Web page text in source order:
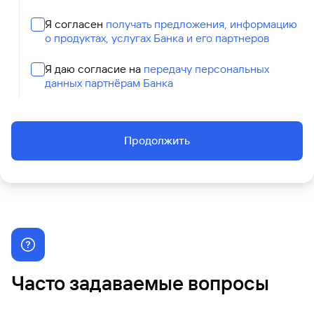
Я согласен получать предложения, информацию
о продуктах, услугах Банка и его партнеров
Я даю согласие на передачу персональных
данных партнёрам Банка
Продолжить
Часто задаваемые вопросы